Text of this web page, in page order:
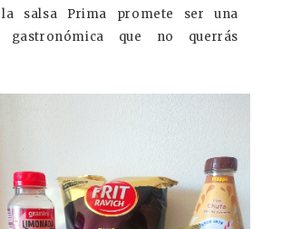
salsa Prima promete ser una
gastronómica que no querrás